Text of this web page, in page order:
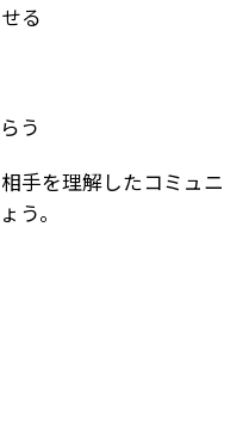
る
う
手を理解したコミュニ
う。